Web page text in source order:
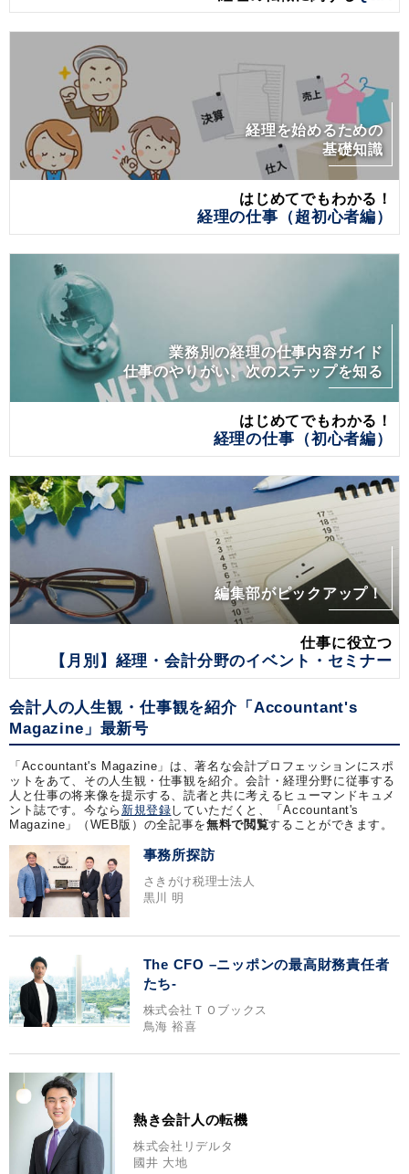
経理を始めるための
基礎知識
はじめてでもわかる！
経理の仕事（超初心者編）
業務別の経理の仕事内容ガイド
仕事のやりがい、次のステップを知る
はじめてでもわかる！
経理の仕事（初心者編）
編集部がピックアップ！
仕事に役立つ
【月別】経理・会計分野のイベント・セミナー
会計人の人生観・仕事観を紹介「Accountant's
Magazine」最新号
「Accountant's Magazine」は、著名な会計プロフェッションにスポ
ットをあて、その人生観・仕事観を紹介。会計・経理分野に従事する
人と仕事の将来像を提示する、読者と共に考えるヒューマンドキュメ
ント誌です。今なら 新規登録していただくと、「Accountant's
Magazine」（WEB版）の全記事を無料で閲覧することができます。
事務所探訪
さきがけ税理士法人
黒川 明
The CFO –ニッポンの最高財務責任者
たち-
株式会社ＴＯブックス
鳥海 裕喜
熱き会計人の転機
株式会社リデルタ
國井 大地